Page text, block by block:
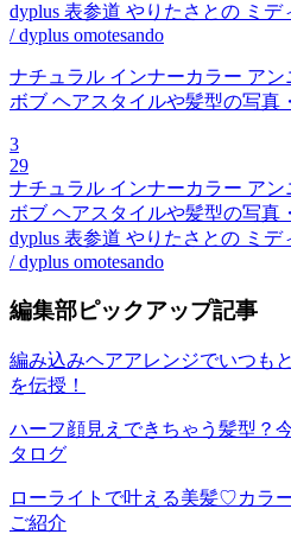
dyplus 表参道 やりたさとの ミデ
/ dyplus omotesando
ナチュラル インナーカラー ア
ボブ ヘアスタイルや髪型の写真
3
29
ナチュラル インナーカラー ア
ボブ ヘアスタイルや髪型の写真
dyplus 表参道 やりたさとの ミデ
/ dyplus omotesando
編集部ピックアップ記事
編み込みヘアアレンジでいつも
を伝授！
ハーフ顔見えできちゃう髪型？
タログ
ローライトで叶える美髪♡カラ
ご紹介